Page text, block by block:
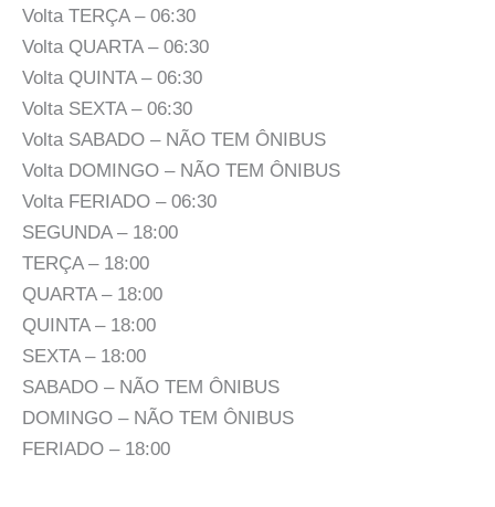
Volta TERÇA – 06:30
Volta QUARTA – 06:30
Volta QUINTA – 06:30
Volta SEXTA – 06:30
Volta SABADO – NÃO TEM ÔNIBUS
Volta DOMINGO – NÃO TEM ÔNIBUS
Volta FERIADO – 06:30
SEGUNDA – 18:00
TERÇA – 18:00
QUARTA – 18:00
QUINTA – 18:00
SEXTA – 18:00
SABADO – NÃO TEM ÔNIBUS
DOMINGO – NÃO TEM ÔNIBUS
FERIADO – 18:00